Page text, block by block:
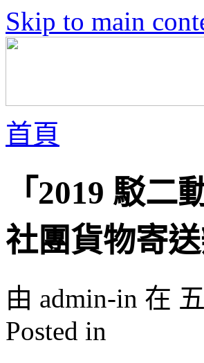
Skip to main
首頁
「2019 駁
社團貨物寄
由 admin-in 在
Posted in